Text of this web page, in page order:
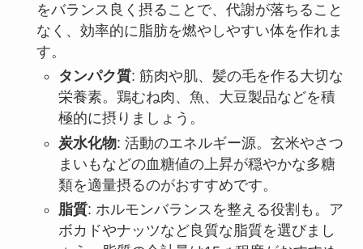
をバランス良く摂ることで、代謝が落ちること
なく、効率的に脂肪を燃やしやすい体を作れま
す。
タンパク質: 筋肉や肌、髪の毛を作る大切な
栄養素。鶏むね肉、魚、大豆製品などを積
極的に摂りましょう。
炭水化物: 活動のエネルギー源。玄米やさつ
まいもなどの血糖値の上昇が穏やかな多糖
類を適量摂るのがおすすめです。
脂質: ホルモンバランスを整える役割も。ア
ボカドやナッツなど良質な脂質を選びまし